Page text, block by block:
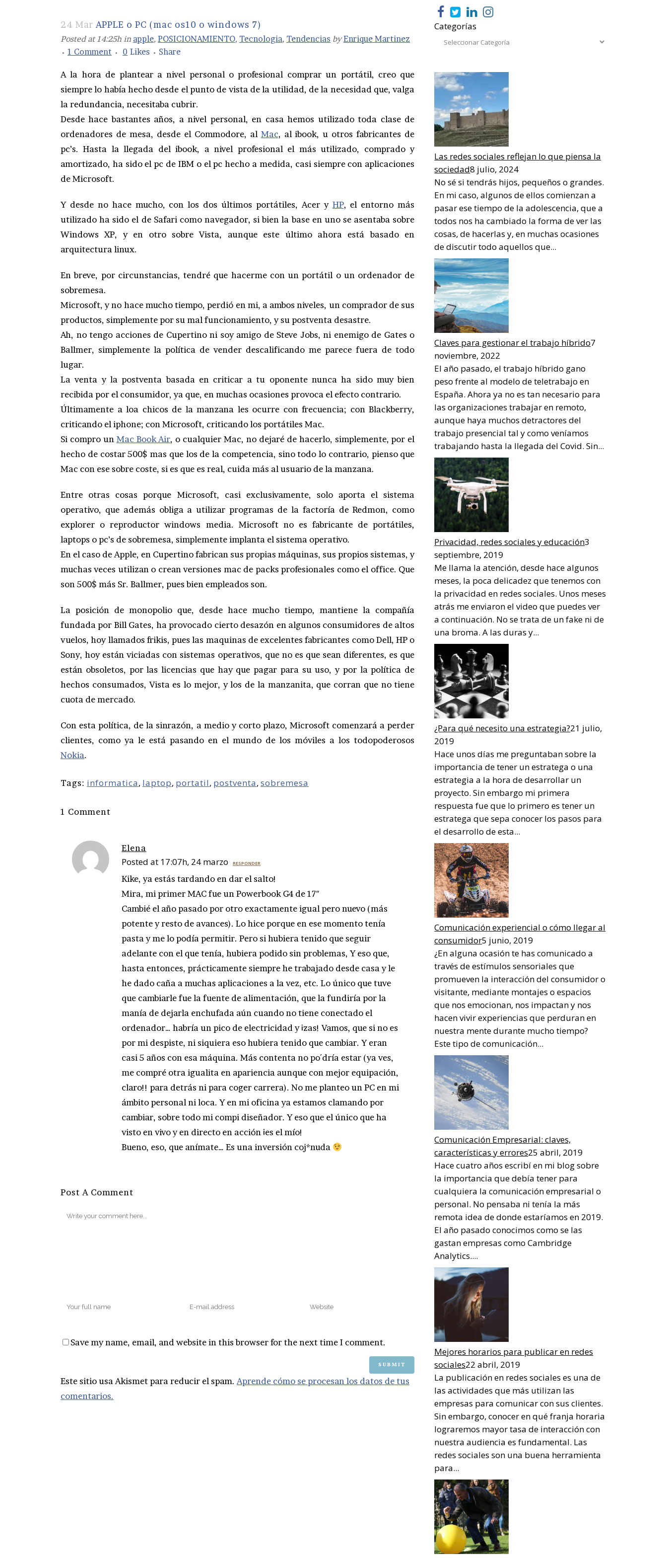
24 Mar APPLE o PC (mac os10 o windows 7)
Posted at 14:25h in apple, POSICIONAMIENTO, Tecnologia, Tendencias byEnrique Martinez
1 Comment
0 Likes Share
A la hora de plantear a nivel personal o profesional comprar un portátil, creo que
siempre lo había hecho desde el punto de vista de la utilidad, de la necesidad que, valga
la redundancia, necesitaba cubrir.
Desde hace bastantes años, a nivel personal, en casa hemos utilizado toda clase de
ordenadores de mesa, desde el Commodore, al Mac, al ibook, u otros fabricantes de
pc’s. Hasta la llegada del ibook, a nivel profesional el más utilizado, comprado y
amortizado, ha sido el pc de IBM o el pc hecho a medida, casi siempre con aplicaciones
de Microsoft.
Y desde no hace mucho, con los dos últimos portátiles, Acer y HP, el entorno más
utilizado ha sido el de Safari como navegador, si bien la base en uno se asentaba sobre
Windows XP, y en otro sobre Vista, aunque este último ahora está basado en
arquitectura linux.
En breve, por circunstancias, tendré que hacerme con un portátil o un ordenador de
sobremesa.
Microsoft, y no hace mucho tiempo, perdió en mi, a ambos niveles, un comprador de sus
productos, simplemente por su mal funcionamiento, y su postventa desastre.
Ah, no tengo acciones de Cupertino ni soy amigo de Steve Jobs, ni enemigo de Gates o
Ballmer, simplemente la política de vender descalificando me parece fuera de todo
lugar.
La venta y la postventa basada en criticar a tu oponente nunca ha sido muy bien
recibida por el consumidor, ya que, en muchas ocasiones provoca el efecto contrario.
Últimamente a loa chicos de la manzana les ocurre con frecuencia; con Blackberry,
criticando el iphone; con Microsoft, criticando los portátiles Mac.
Si compro un Mac Book Air, o cualquier Mac, no dejaré de hacerlo, simplemente, por el
hecho de costar 500$ mas que los de la competencia, sino todo lo contrario, pienso que
Mac con ese sobre coste, si es que es real, cuida más al usuario de la manzana.
Entre otras cosas porque Microsoft, casi exclusivamente, solo aporta el sistema
operativo, que además obliga a utilizar programas de la factoría de Redmon, como
explorer o reproductor windows media. Microsoft no es fabricante de portátiles,
laptops o pc’s de sobremesa, simplemente implanta el sistema operativo.
En el caso de Apple, en Cupertino fabrican sus propias máquinas, sus propios sistemas, y
muchas veces utilizan o crean versiones mac de packs profesionales como el office. Que
son 500$ más Sr. Ballmer, pues bien empleados son.
La posición de monopolio que, desde hace mucho tiempo, mantiene la compañía
fundada por Bill Gates, ha provocado cierto desazón en algunos consumidores de altos
vuelos, hoy llamados frikis, pues las maquinas de excelentes fabricantes como Dell, HP o
Sony, hoy están viciadas con sistemas operativos, que no es que sean diferentes, es que
están obsoletos, por las licencias que hay que pagar para su uso, y por la política de
hechos consumados, Vista es lo mejor, y los de la manzanita, que corran que no tiene
cuota de mercado.
Con esta política, de la sinrazón, a medio y corto plazo, Microsoft comenzará a perder
clientes, como ya le está pasando en el mundo de los móviles a los todopoderosos
Nokia.
Tags: informatica, laptop, portatil, postventa, sobremesa
1 Comment
Elena
Posted at 17:07h, 24 marzo RESPONDER
Kike, ya estás tardando en dar el salto!
Mira, mi primer MAC fue un Powerbook G4 de 17″
Cambié el año pasado por otro exactamente igual pero nuevo (más
potente y resto de avances). Lo hice porque en ese momento tenía
pasta y me lo podía permitir. Pero si hubiera tenido que seguir
adelante con el que tenía, hubiera podido sin problemas, Y eso que,
hasta entonces, prácticamente siempre he trabajado desde casa y le
he dado caña a muchas aplicaciones a la vez, etc. Lo único que tuve
que cambiarle fue la fuente de alimentación, que la fundiría por la
manía de dejarla enchufada aún cuando no tiene conectado el
ordenador… habría un pico de electricidad y ¡zas! Vamos, que si no es
por mi despiste, ni siquiera eso hubiera tenido que cambiar. Y eran
casi 5 años con esa máquina. Más contenta no po´dría estar (ya ves,
me compré otra igualita en apariencia aunque con mejor equipación,
claro!! para detrás ni para coger carrera). No me planteo un PC en mi
ámbito personal ni loca. Y en mi oficina ya estamos clamando por
cambiar, sobre todo mi compi diseñador. Y eso que el único que ha
visto en vivo y en directo en acción ¡es el mío!
Bueno, eso, que anímate… Es una inversión coj*nuda
Post A Comment
Save my name, email, and website in this browser for the next time I comment.
Este sitio usa Akismet para reducir el spam. Aprende cómo se procesan los datos de tus
comentarios.
Categorías
Las redes sociales reflejan lo que piensa la
sociedad8 julio, 2024
No sé si tendrás hijos, pequeños o grandes.
En mi caso, algunos de ellos comienzan a
pasar ese tiempo de la adolescencia, que a
todos nos ha cambiado la forma de ver las
cosas, de hacerlas y, en muchas ocasiones
de discutir todo aquellos que...
Claves para gestionar el trabajo híbrido7
noviembre, 2022
El año pasado, el trabajo híbrido gano
peso frente al modelo de teletrabajo en
España. Ahora ya no es tan necesario para
las organizaciones trabajar en remoto,
aunque haya muchos detractores del
trabajo presencial tal y como veníamos
trabajando hasta la llegada del Covid. Sin...
Privacidad, redes sociales y educación3
septiembre, 2019
Me llama la atención, desde hace algunos
meses, la poca delicadez que tenemos con
la privacidad en redes sociales. Unos meses
atrás me enviaron el video que puedes ver
a continuación. No se trata de un fake ni de
una broma. A las duras y...
¿Para qué necesito una estrategia?21 julio,
2019
Hace unos días me preguntaban sobre la
importancia de tener un estratega o una
estrategia a la hora de desarrollar un
proyecto. Sin embargo mi primera
respuesta fue que lo primero es tener un
estratega que sepa conocer los pasos para
el desarrollo de esta...
Comunicación experiencial o cómo llegar al
consumidor5 junio, 2019
¿En alguna ocasión te has comunicado a
través de estímulos sensoriales que
promueven la interacción del consumidor o
visitante, mediante montajes o espacios
que nos emocionan, nos impactan y nos
hacen vivir experiencias que perduran en
nuestra mente durante mucho tiempo?
Este tipo de comunicación...
Comunicación Empresarial: claves,
características y errores25 abril, 2019
Hace cuatro años escribí en mi blog sobre
la importancia que debía tener para
cualquiera la comunicación empresarial o
personal. No pensaba ni tenía la más
remota idea de donde estaríamos en 2019.
El año pasado conocimos como se las
gastan empresas como Cambridge
Analytics....
Mejores horarios para publicar en redes
sociales22 abril, 2019
La publicación en redes sociales es una de
las actividades que más utilizan las
empresas para comunicar con sus clientes.
Sin embargo, conocer en qué franja horaria
lograremos mayor tasa de interacción con
nuestra audiencia es fundamental. Las
redes sociales son una buena herramienta
para...